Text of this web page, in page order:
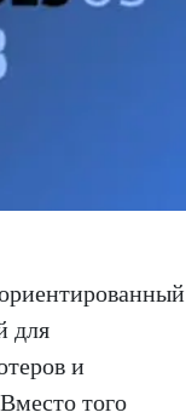
для
и
того